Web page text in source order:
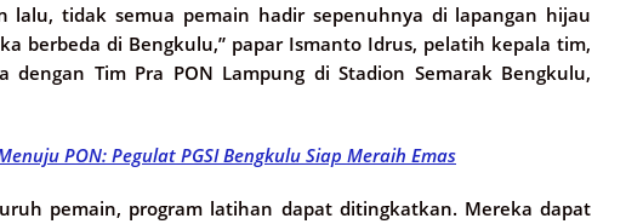
lalu, tidak semua pemain hadir sepenuhnya di lapangan hijau
berbeda di Bengkulu,” papar Ismanto Idrus, pelatih kepala tim,
dengan Tim Pra PON Lampung di Stadion Semarak Bengkulu,
PON: Pegulat PGSI Bengkulu Siap Meraih Emas
pemain, program latihan dapat ditingkatkan. Mereka dapat